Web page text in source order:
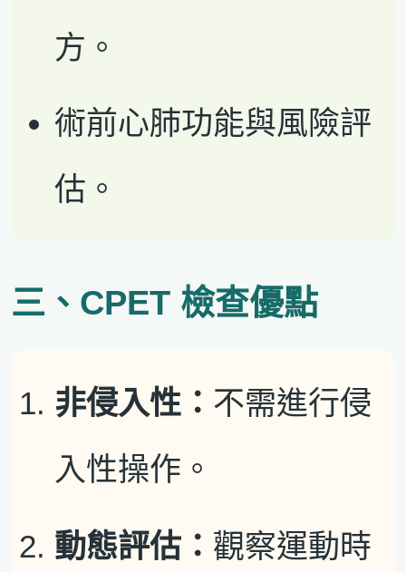
方。
術前心肺功能與風險評
估。
三、CPET 檢查優點
非侵入性： 不需進行侵
入性操作。
動態評估： 觀察運動時